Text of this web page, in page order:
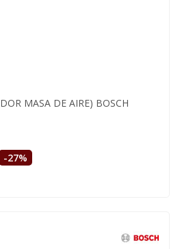
MASA DE AIRE) BOSCH
-27%